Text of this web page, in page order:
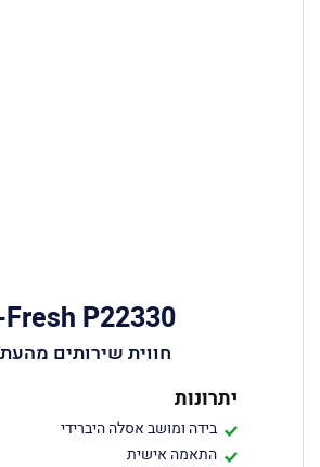
P22330
חווית שירותים
יתרונות
בידה ומושב אסלה היברידי
התאמה אישית